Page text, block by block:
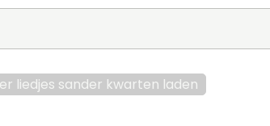
liedjes sander kwarten laden